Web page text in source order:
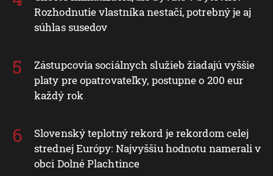
Rozhodnutie vlastníka nestačí, potrebný je aj
súhlas susedov
Zástupcovia sociálnych služieb žiadajú vyššie
platy pre opatrovateľky, postupne o 200 eur
každý rok
Slovenský teplotný rekord je rekordom celej
strednej Európy: Najvyššiu hodnotu namerali v
obci Dolné Plachtince